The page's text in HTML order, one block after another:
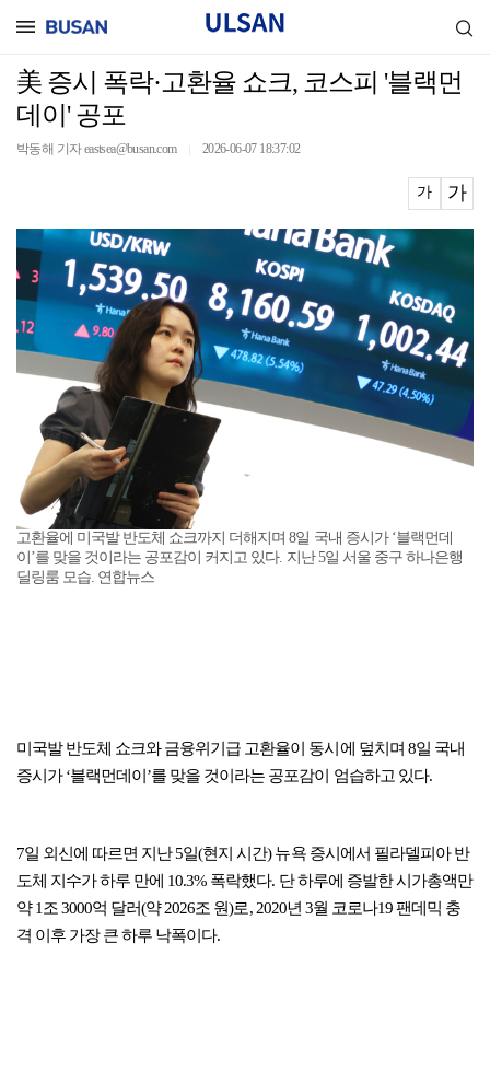
美 증시 폭락·고환율 쇼크, 코스피 '블랙먼
데이' 공포
박동해 기자 eastsea@busan.com 2026-06-07 18:37:02
가 가
고환율에 미국발 반도체 쇼크까지 더해지며 8일 국내 증시가 ‘블랙먼데
이’를 맞을 것이라는 공포감이 커지고 있다. 지난 5일 서울 중구 하나은행
딜링룸 모습. 연합뉴스
미국발 반도체 쇼크와 금융위기급 고환율이 동시에 덮치며 8일 국내
증시가 ‘블랙먼데이’를 맞을 것이라는 공포감이 엄습하고 있다.
7일 외신에 따르면 지난 5일(현지 시간) 뉴욕 증시에서 필라델피아 반
도체 지수가 하루 만에 10.3% 폭락했다. 단 하루에 증발한 시가총액만
약 1조 3000억 달러(약 2026조 원)로, 2020년 3월 코로나19 팬데믹 충
격 이후 가장 큰 하루 낙폭이다.